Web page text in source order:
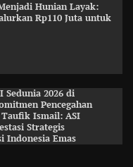
Hunian Layak:
Rp110 Juta untuk
Sedunia 2026 di
Pencegahan
Ismail: ASI
Strategis
Indonesia Emas